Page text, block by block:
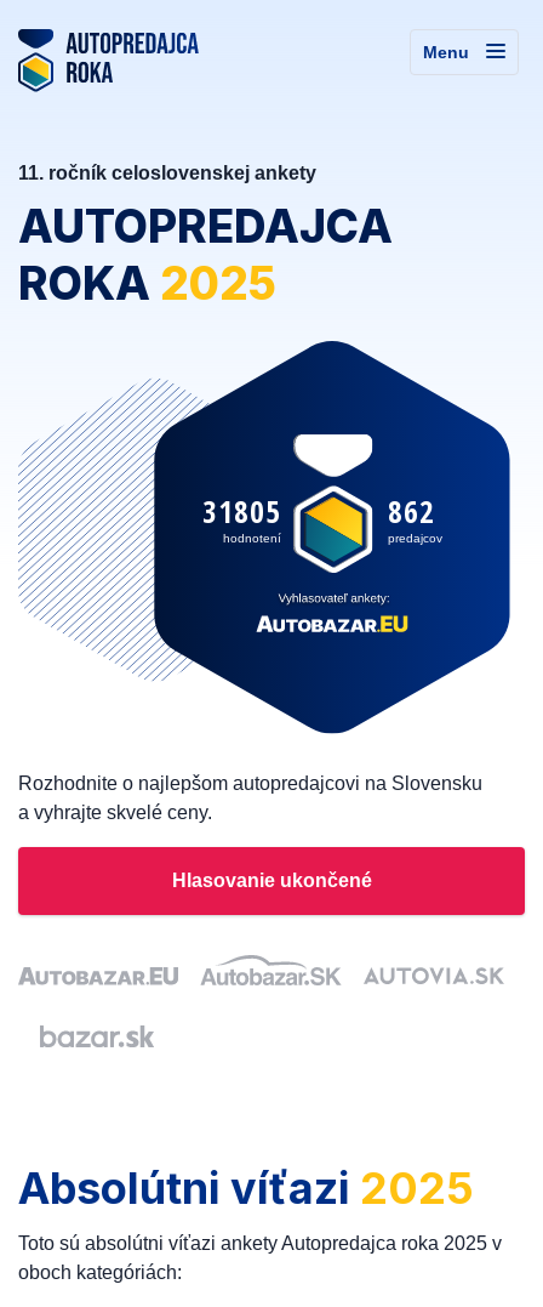
Menu
11. ročník celoslovenskej ankety
AUTOPREDAJCA
ROKA 2025
862
predajcov
31805
hodnotení
Rozhodnite o najlepšom autopredajcovi na Slovensku
a vyhrajte skvelé ceny.
Hlasovanie ukončené
Absolútni víťazi 2025
Toto sú absolútni víťazi ankety Autopredajca roka 2025 v
oboch kategóriách: